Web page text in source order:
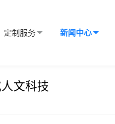
定制服务 新闻中心
文科技